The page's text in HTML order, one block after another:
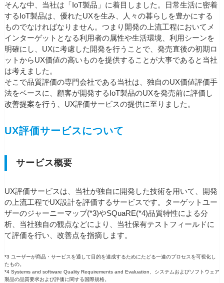
そんな中、当社は「IoT製品」に着目しました。日常生活に密着
するIoT製品は、優れたUXを生み、人々の暮らしを豊かにする
ものでなければなりません。つまり開発の上流工程においてメ
インターゲットとなる利用者の属性や生活環境、利用シーンを
明確にし、UXに考慮した開発を行うことで、発売直後の初期ロ
ットからUX価値の高いものを提供することが大事であると当社
は考えました。
そこで品質評価の専門会社である当社は、独自のUX価値評価手
法をベースに、顧客が開発するIoT製品のUXを発売前に評価し
改善提案を行う、UX評価サービスの提供に至りました。
UX評価サービスについて
サービス概要
UX評価サービスは、当社が独自に開発した技術を用いて、開発
の上流工程でUX設計を評価するサービスです。ターゲットユー
ザーのジャーニーマップ(*3)やSQuaRE(*4)品質特性による分
析、当社独自の観点などにより、当社保有テストフィールドに
て評価を行い、改善点を指摘します。
*3 ユーザーが商品・サービスを通して目的を達成するためにたどる一連のプロセスを可視化し
たもの。
*4 Systems and software Quality Requirements and Evaluation、システムおよびソフトウェア
製品の品質要求および評価に関する国際規格。